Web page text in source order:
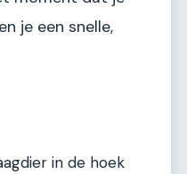
je een snelle,
in de hoek